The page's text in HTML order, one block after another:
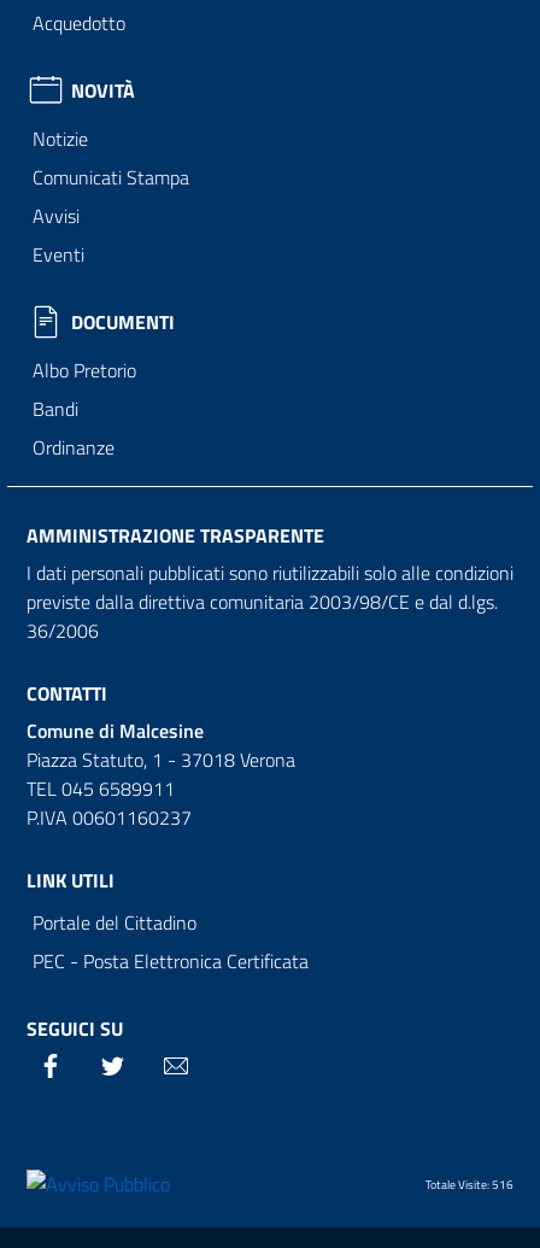
Acquedotto
NOVITÀ
Notizie
Comunicati Stampa
Avvisi
Eventi
DOCUMENTI
Albo Pretorio
Bandi
Ordinanze
AMMINISTRAZIONE TRASPARENTE
I dati personali pubblicati sono riutilizzabili solo alle condizioni
previste dalla direttiva comunitaria 2003/98/CE e dal d.lgs.
36/2006
CONTATTI
Comune di Malcesine
Piazza Statuto, 1 - 37018 Verona
TEL 045 6589911
P.IVA 00601160237
LINK UTILI
Portale del Cittadino
PEC - Posta Elettronica Certificata
SEGUICI SU
Facebook Twitter
Totale Visite: 516